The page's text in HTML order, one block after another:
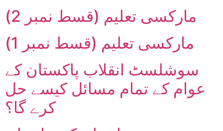
مارکسی تعلیم (قسط نمبر 2)
مارکسی تعلیم (قسط نمبر 1)
سوشلسٹ انقلاب پاکستان کے
عوام کے تمام مسائل کیسے حل
کرے گا؟